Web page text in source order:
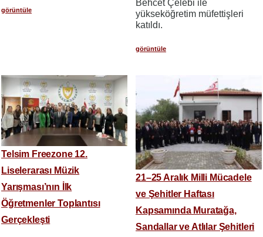
görüntüle
Behcet Çelebi ile
yükseköğretim müfettişleri
katıldı.
görüntüle
Telsim Freezone 12.
Liselerarası Müzik
Yarışması’nın İlk
Öğretmenler Toplantısı
Gerçekleşti
21–25 Aralık Milli Mücadele
ve Şehitler Haftası
Kapsamında Muratağa,
Sandallar ve Atlılar Şehitleri